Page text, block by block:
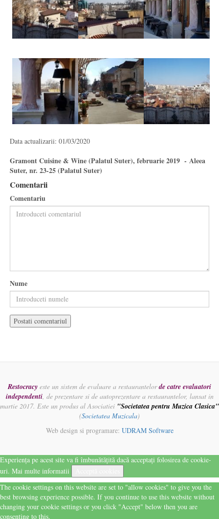
Data actualizarii: 01/03/2020
Gramont Cuisine & Wine (Palatul Suter), februarie 2019 - Aleea
Suter, nr. 23-25 (Palatul Suter)
Comentarii
Comentariu
Nume
Restocracy este un sistem de evaluare a restaurantelorde catre evaluatori
independenti, de prezentare si de autoprezentare a restaurantelor, lansat in
martie 2017. Este un produs al Asociatiei "Societatea pentru Muzica Clasica"
(Societatea Muzicala)
Web design si programare: UDRAM Software
Experiența pe acest site va fi îmbunătățită dacă acceptați folosirea de cookie-
uri. Mai multe informatii
The cookie settings on this website are set to "allow cookies" to give you the
best browsing experience possible. If you continue to use this website without
changing your cookie settings or you click "Accept" below then you are
consenting to this.